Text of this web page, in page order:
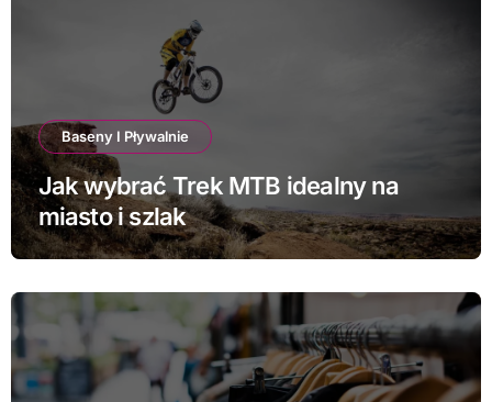
Baseny I Pływalnie
Jak wybrać Trek MTB idealny na
miasto i szlak